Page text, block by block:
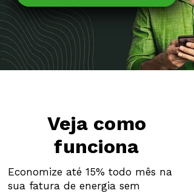
Veja como
funciona
Economize até 15% todo mês na
sua fatura de energia sem